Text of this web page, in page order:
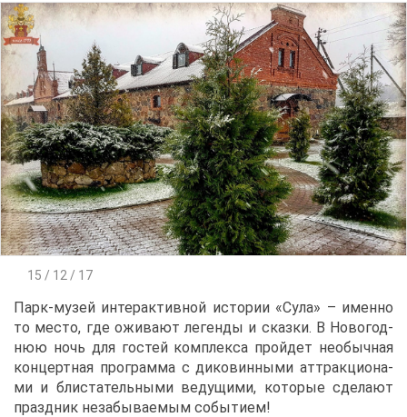
15 / 12 / 17
Парк-му­зей ин­тер­ак­тив­ной ис­то­рии «Су­ла» – имен­но
то ме­сто, где ожи­ва­ют ле­ген­ды и сказ­ки. В Но­во­год­
нюю ночь для го­стей ком­плек­са прой­дет необыч­ная
кон­церт­ная про­грам­ма с ди­ко­вин­ны­ми ат­трак­ци­о­на­
ми и бли­ста­тель­ны­ми ве­ду­щи­ми, ко­то­рые сде­ла­ют
празд­ник неза­бы­ва­е­мым со­бы­ти­ем!